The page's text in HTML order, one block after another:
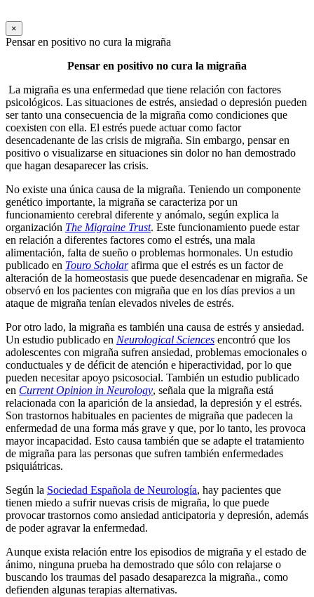
×
Pensar en positivo no cura la migraña
Pensar en positivo no cura la migraña
La migraña es una enfermedad que tiene relación con factores
psicológicos. Las situaciones de estrés, ansiedad o depresión pueden
ser tanto una consecuencia de la migraña como condiciones que
coexisten con ella. El estrés puede actuar como factor
desencadenante de las crisis de migraña. Sin embargo, pensar en
positivo o visualizarse en situaciones sin dolor no han demostrado
que hagan desaparecer las crisis.
No existe una única causa de la migraña. Teniendo un componente
genético importante, la migraña se caracteriza por un
funcionamiento cerebral diferente y anómalo, según explica la
organización The Migraine Trust. Este funcionamiento puede estar
en relación a diferentes factores como el estrés, una mala
alimentación, falta de sueño o problemas hormonales. Un estudio
publicado en Touro Scholarafirma que el estrés es un factor de
alteración de la homeostasis que puede desencadenar en migraña. Se
observó en los pacientes con migraña que en los días previos a un
ataque de migraña tenían elevados niveles de estrés.
Por otro lado, la migraña es también una causa de estrés y ansiedad.
Un estudio publicado en Neurological Sciences encontró que los
adolescentes con migraña sufren ansiedad, problemas emocionales o
conductuales y de déficit de atención e hiperactividad, por lo que
pueden necesitar apoyo psicosocial. También un estudio publicado
en Current Opinion in Neurology, señala que la migraña está
relacionada con la aparición de la ansiedad, la depresión y el estrés.
Son trastornos habituales en pacientes de migraña que padecen la
enfermedad de una forma más grave y que, por lo tanto, les provoca
mayor incapacidad. Esto causa también que se adapte el tratamiento
de migraña para las personas que sufren también enfermedades
psiquiátricas.
Según la Sociedad Española de Neurología, hay pacientes que
tienen miedo a sufrir nuevas crisis de migraña, lo que puede
provocar trastornos como ansiedad anticipatoria y depresión, además
de poder agravar la enfermedad.
Aunque exista relación entre los episodios de migraña y el estado de
ánimo, ninguna prueba ha demostrado que sólo con relajarse o
buscando los traumas del pasado desaparezca la migraña., como
defienden algunas terapias alternativas.